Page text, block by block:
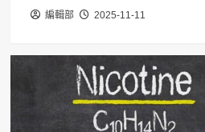
編輯部 2025-11-11